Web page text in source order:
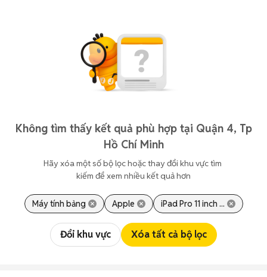
Không tìm thấy kết quả phù hợp tại Quận 4, Tp
Hồ Chí Minh
Hãy xóa một số bộ lọc hoặc thay đổi khu vực tìm
kiếm để xem nhiều kết quả hơn
Máy tính bảng Apple iPad Pro 11 inch ...
Đổi khu vực Xóa tất cả bộ lọc